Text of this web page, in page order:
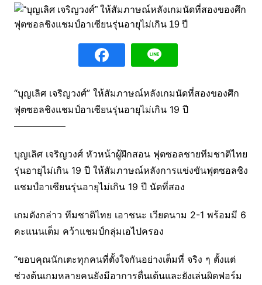
“บุญเลิศ เจริญวงศ์” ให้สัมภาษณ์หลังเกมนัดที่สองของศึก
ฟุตซอลชิงแชมป์อาเซียนรุ่นอายุไม่เกิน 19 ปี
—————–
บุญเลิศ เจริญวงศ์ หัวหน้าผู้ฝึกสอน ฟุตซอลชายทีมชาติไทย
รุ่นอายุไม่เกิน 19 ปี ให้สัมภาษณ์หลังการแข่งขันฟุตซอลชิง
แชมป์อาเซียนรุ่นอายุไม่เกิน 19 ปี นัดที่สอง
เกมดังกล่าว ทีมชาติไทย เอาชนะ เวียดนาม 2-1 พร้อมมี 6
คะแนนเต็ม คว้าแชมป์กลุ่มเอไปครอง
“ขอบคุณนักเตะทุกคนที่ตั้งใจกันอย่างเต็มที่ จริง ๆ ตั้งแต่
ช่วงต้นเกมหลายคนยังมีอาการตื่นเต้นและยังเล่นผิดฟอร์ม